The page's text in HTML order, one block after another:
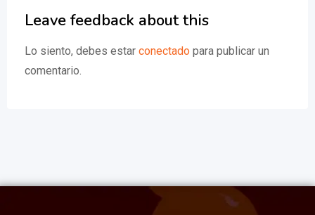
Leave feedback about this
Lo siento, debes estar conectado para publicar un
comentario.